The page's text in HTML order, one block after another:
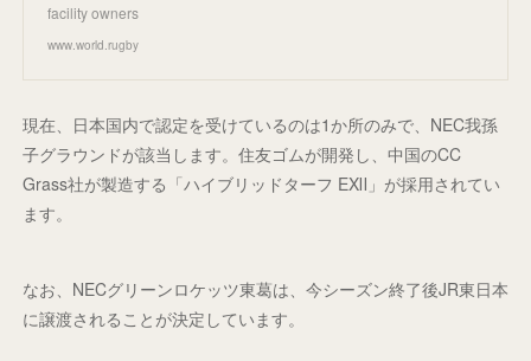
facility owners
www.world.rugby
現在、日本国内で認定を受けているのは1か所のみで、NEC我孫
子グラウンドが該当します。住友ゴムが開発し、中国のCC
Grass社が製造する「ハイブリッドターフ EXⅡ」が採用されてい
ます。
なお、NECグリーンロケッツ東葛は、今シーズン終了後JR東日本
に譲渡されることが決定しています。